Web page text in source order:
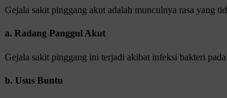
Gejala sakit pinggang akut adalah munculnya rasa yang
a. Radang Panggul Akut
Gejala sakit pinggang ini terjadi akibat infeksi bakteri
b. Usus Buntu